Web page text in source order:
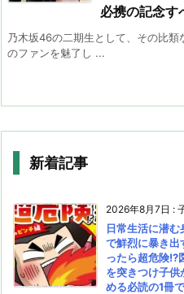
必携の記念す
乃木坂46の二期生として、その比類
のファンを魅了し ...
新着記事
2026年8月7日 :
日常生活に潜
で鮮烈に暴き出
ったら超危険!?
を突きつけ子
める必読の1冊